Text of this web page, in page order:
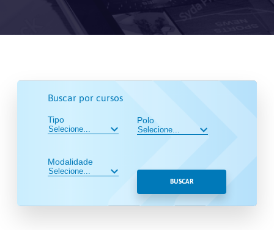
Buscar por cursos
Tipo
Modalidade
Polo
BUSCAR